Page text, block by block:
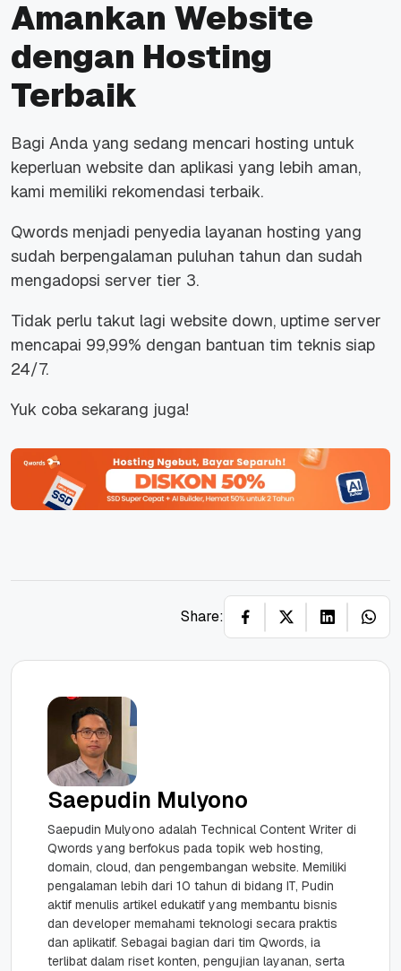
Amankan Website
dengan Hosting
Terbaik
Bagi Anda yang sedang mencari hosting untuk
keperluan website dan aplikasi yang lebih aman,
kami memiliki rekomendasi terbaik.
Qwords menjadi penyedia layanan hosting yang
sudah berpengalaman puluhan tahun dan sudah
mengadopsi server tier 3.
Tidak perlu takut lagi website down, uptime server
mencapai 99,99% dengan bantuan tim teknis siap
24/7.
Yuk coba sekarang juga!
Share:
Saepudin Mulyono
Saepudin Mulyono adalah Technical Content Writer di
Qwords yang berfokus pada topik web hosting,
domain, cloud, dan pengembangan website. Memiliki
pengalaman lebih dari 10 tahun di bidang IT, Pudin
aktif menulis artikel edukatif yang membantu bisnis
dan developer memahami teknologi secara praktis
dan aplikatif. Sebagai bagian dari tim Qwords, ia
terlibat dalam riset konten, pengujian layanan, serta